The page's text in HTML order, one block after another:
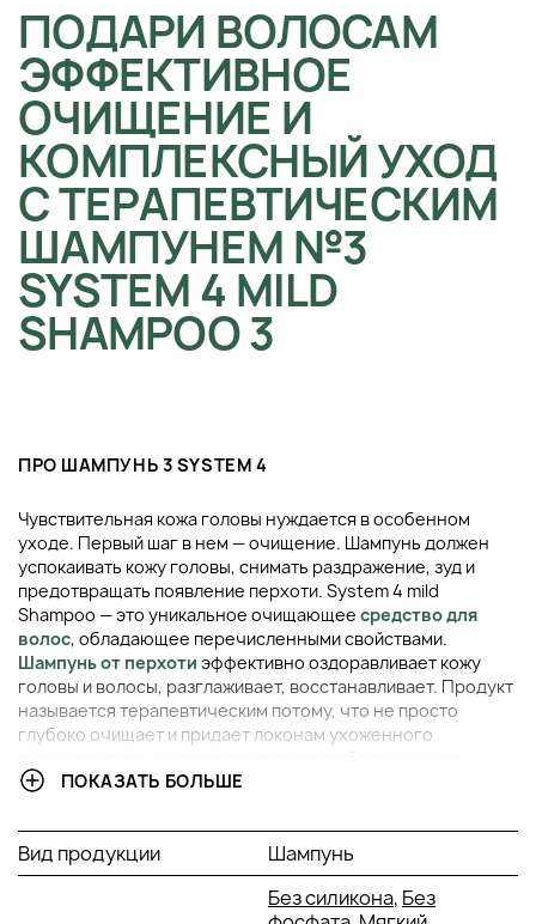
ПОДАРИ ВОЛОСАМ
ЭФФЕКТИВНОЕ
ОЧИЩЕНИЕ И
КОМПЛЕКСНЫЙ УХОД
С ТЕРАПЕВТИЧЕСКИМ
ШАМПУНЕМ №3
SYSTEM 4 MILD
SHAMPOO 3
ПРО ШАМПУНЬ 3 SYSTEM 4
Чувствительная кожа головы нуждается в особенном
уходе. Первый шаг в нем — очищение. Шампунь должен
успокаивать кожу головы, снимать раздражение, зуд и
предотвращать появление перхоти. System 4 mild
Shampoo — это уникальное очищающее средство для
волос, обладающее перечисленными свойствами.
Шампунь от перхоти эффективно оздоравливает кожу
головы и волосы, разглаживает, восстанавливает. Продукт
называется терапевтическим потому, что не просто
глубоко очищает и придает локонам ухоженного
состояние кожи головы и прядей.
нуждающихся в деликатном уходе.
ПРЕИМУЩЕСТВА ШАМПУНЯ СИСТЕМА 4 НОМЕР 3
ПОКАЗАТЬ БОЛЬШЕ
Вид продукции Шампунь
Без силикона, Без